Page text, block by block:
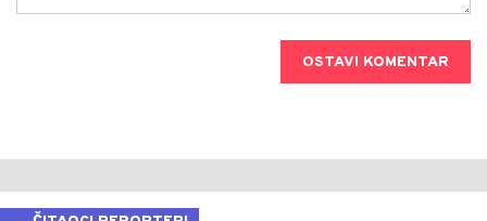
OSTAVI KOMENTAR